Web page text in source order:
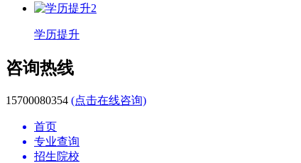
学历提升
咨询热线
15700080354 (点击在线咨询)
首页
专业查询
招生院校